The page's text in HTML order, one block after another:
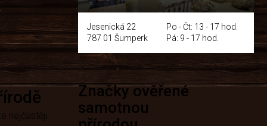
Jesenická 22
787 01 Šumperk
Po - Čt: 13 - 17 hod.
Pá: 9 - 17 hod.
nejčastěji
Značky ověřené
samotnou